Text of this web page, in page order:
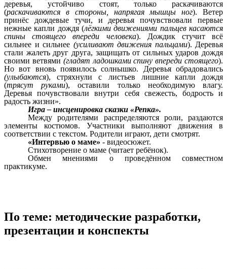
деревья, устойчиво стоят, только раскачиваются
(раскачиваются в стороны, напрягая мышцы ног). Ветер
принёс дождевые тучи, и деревья почувствовали первые
нежные капли дождя (лёгкими движениями пальцев касаются
спины стоящего впереди человека). Дождик стучит всё
сильнее и сильнее (усиливают движения пальцами). Деревья
стали жалеть друг друга, защищать от сильных ударов дождя
своими ветвями (гладят ладошками спину впереди стоящего).
Но вот вновь появилось солнышко. Деревья обрадовались
(улыбаются), стряхнули с листьев лишние капли дождя
(трясут руками), оставили только необходимую влагу.
Деревья почувствовали внутри себя свежесть, бодрость и
радость жизни».
Игра – инсценировка сказки «Репка».
Между родителями распределяются роли, раздаются
элементы костюмов. Участники выполняют движения в
соответствии с текстом. Родители играют, дети смотрят.
«Интервью о маме» - видеосюжет.
Стихотворение о маме (читает ребёнок).
Обмен мнениями о проведённом совместном
практикуме.
По теме: методические разработки,
презентации и конспекты